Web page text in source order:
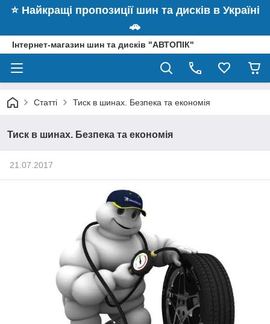
⭐️ Найкращі пропозиції шин та дисків в Україні
🚗
Інтернет-магазин шин та дисків "АВТОПІК"
Статті Тиск в шинах. Безпека та економія
Тиск в шинах. Безпека та економія
21.07.2017